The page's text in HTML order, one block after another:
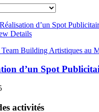
Details
Building Artistiques au
d’un Spot
activités